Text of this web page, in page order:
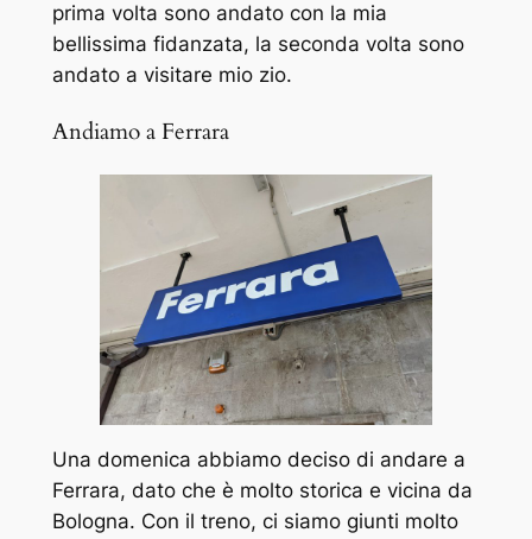
prima volta sono andato con la mia
bellissima fidanzata, la seconda volta sono
andato a visitare mio zio.
Andiamo a Ferrara
Una domenica abbiamo deciso di andare a
Ferrara, dato che è molto storica e vicina da
Bologna. Con il treno, ci siamo giunti molto